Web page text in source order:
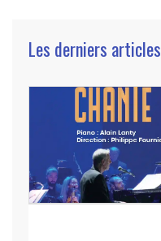
Les derniers articles